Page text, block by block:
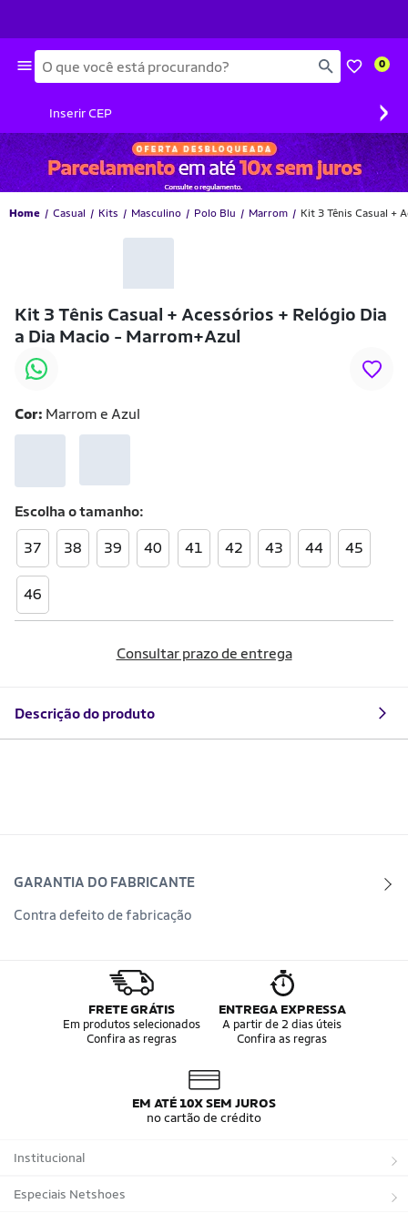
Busca 0
Inserir CEP ›
Home Casual Kits Masculino Polo Blu Marrom Kit 3 Tênis Casual +
Kit 3 Tênis Casual + Acessórios + Relógio Dia
a Dia Macio - Marrom+Azul
-23% OFF
Cor: Marrom e Azul
Escolha otamanho
37 38 39 40 41 42 43 44 45
46
Consultar prazo de entrega
Descrição do produto
GARANTIA DO FABRICANTE
Contra defeito de fabricação
FRETE GRÁTIS
Em produtos selecionados
Confira as regras
ENTREGA EXPRESSA
A partir de 2 dias úteis
Confira as regras
EM ATÉ 10X SEM JUROS
no cartão de crédito
Institucional
Sobre a Netshoes
Especiais Netshoes